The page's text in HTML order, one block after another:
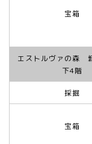
宝箱
エストルヴァの森
下4階
採掘
宝箱